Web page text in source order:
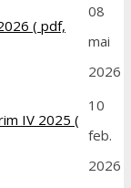
( pdf,
08
mai
2026
IV 2025 (
10
feb.
2026